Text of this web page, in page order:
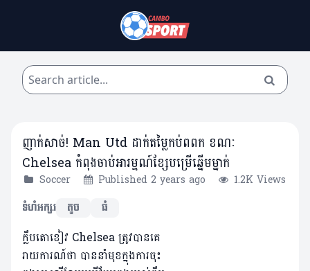
ញាក់សាច់! Man Utd ដាក់តម្លៃកប់ពពក ខណៈ
Chelsea កំពុងចាប់អារម្មណ៍ខ្សែបម្រើឆ្នើមម្នាក់
Soccer Published 2 years ago
1.2K Views
ទំហំអក្សរ
តូច ធំ
ក្លឹបតោខៀវ Chelsea ត្រូវបានគេ
រាយការណ៍ថា បាននាំមុខក្នុងការចុះ